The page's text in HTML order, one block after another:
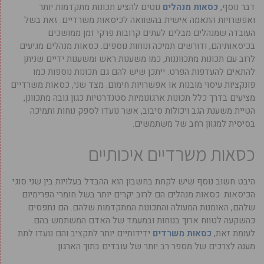
דבר נוסף, כסאות מנהלים נוטים להציע תכונות מתקדמות יותר
ואפשרויות התאמה אישית בהשוואה לכיסאות משרדיים. זאת בשל
העובדה שמנהלים מבלים לעתים קרובות פרקי זמן ממושכים
בכיסאותיהם, ודורשים תמיכה ונוחות נוספים. כסאות מנהלים מגיעים
לרוב עם תכונות מתכווננות, כמו משענות ראש ומשענות ידיים שניתן
להתאים להעדפות הפרט. ייתכן שיש להם גם תכונות נוספות כמו
פונקציות עיסוי מובנות או אפשרויות חימום. מצד שני, כסאות משרדיים
מציעים בדרך כלל תכונות ארגונומיות סטנדרטיות כגון גובה מתכוונן,
הטיית משענת הגב ויכולות סיבוב, אשר נועדו לספק נוחות ותמיכה
בסיסית למגוון רחב של משתמשים.
כסאות משרדיים איכותיים
היבט חשוב נוסף שיש לקחת בחשבון הוא ההבדל בעלויות בין שני סוגי
הכיסאות. כסאות מנהלים הם לרוב יקרים יותר בשל חומרי הפרימיום
שלהם, האומנות המעולה והתכונות המתקדמות שלהם. הם נתפסים
כהשקעה לטווח ארוך בנוחות ובמעמד של האדם המשתמש בהם.
לעומת זאת, כסאות משרדים ידידותיים יותר לתקציב והם נועדו לתת
מענה לצרכים של מספר רב יותר של עובדים בתוך הארגון.